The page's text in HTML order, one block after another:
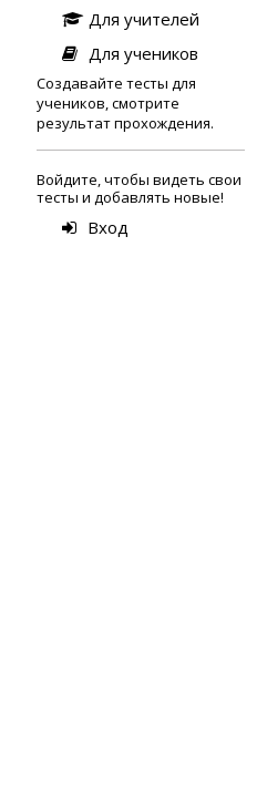
Для учителей
Для учеников
Создавайте тесты для
учеников, смотрите
результат прохождения.
Войдите, чтобы видеть свои
тесты и добавлять новые!
Вход